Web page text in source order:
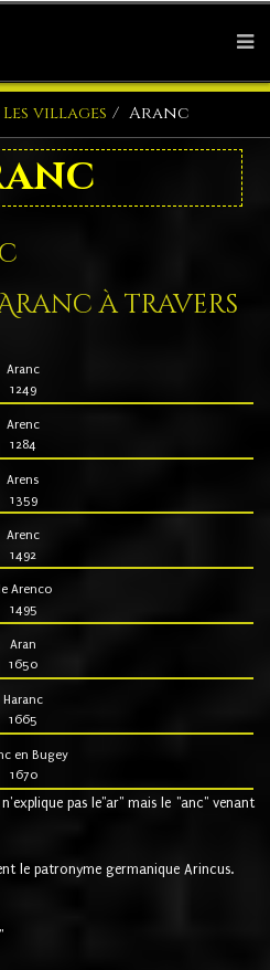
Les villages Aranc
à travers
Aranc
1249
Arenc
1284
Arens
1359
Arenc
1492
Arenco
1495
Aran
1650
Haranc
1665
en Bugey
1670
pas le"ar" mais le "anc" venant
le patronyme germanique Arincus.